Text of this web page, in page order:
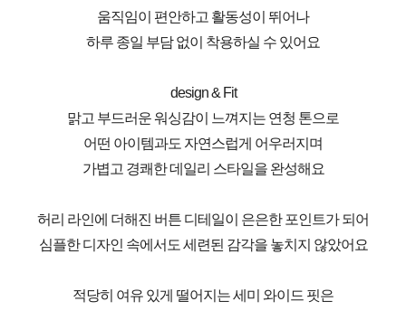
움직임이 편안하고 활동성이 뛰어나
하루 종일 부담 없이 착용하실 수 있어요
design & Fit
맑고 부드러운 워싱감이 느껴지는 연청 톤으로
어떤 아이템과도 자연스럽게 어우러지며
가볍고 경쾌한 데일리 스타일을 완성해요
허리 라인에 더해진 버튼 디테일이 은은한 포인트가 되어
심플한 디자인 속에서도 세련된 감각을 놓치지 않았어요
적당히 여유 있게 떨어지는 세미 와이드 핏은